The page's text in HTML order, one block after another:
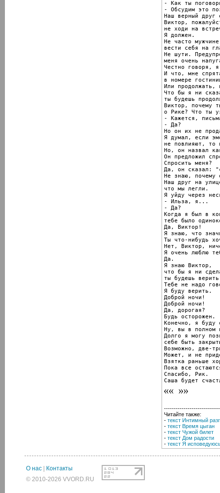
- Как ты
- Обсудим это
Наш верный друг
Виктор,
не ходи на
Я должен.
Не часто
вести себя на
Не шути.
меня очень
Честно говоря,
И что, мне
в номере
Или продолжать,
Что бы я ни
ты будешь
Виктор, почему
о Рике? Что ты
- Кажется,
- Да?
Но он их не
Я думал, если
не повлияют, то
Но, он назвал
Он предложил
Спросить меня?
Да, он сказал:
Не знаю, почему
Наш друг на
что мы легли.
Я уйду через
- Ильза, я...
- Да?
Когда я был в
тебе было
Да, Виктор!
Я знаю, что
Ты что-нибудь
Нет, Виктор,
Я очень люблю
Да.
Я знаю Виктор,
что бы я ни
ты будешь
Тебе не надо
Я буду верить.
Доброй ночи!
Доброй ночи!
Да, дорогая?
Будь осторожен.
Конечно, я буду
Ну, вы в полном
Долго я могу
себе быть
Возможно, две-
Может, и не
Взятка раньше
Пока все
Спасибо, Рик.
Саша будет
Читайте также:
- текст Интимный
- текст Время цыган
- текст Чужой билет
- текст Дом радости
- текст Я
О нас
Контакты
© 2010-2026 VVORD.RU